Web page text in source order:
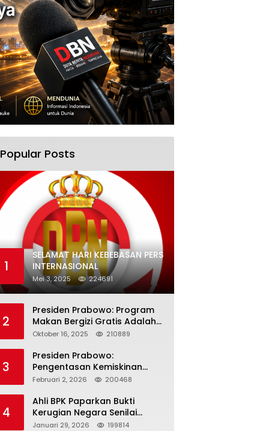
Popular Posts
1
SELAMAT HARI KEBEBASAN PERS
INTERNASIONAL
Mei 3, 2025 224691
2
Presiden Prabowo: Program
Makan Bergizi Gratis Adalah
Investasi untuk Masa Depan
Oktober 16, 2025 210889
3
Presiden Prabowo:
Pengentasan Kemiskinan
Butuh Persatuan dan
Bertanggung Jawab
Februari 2, 2026 200468
4
Ahli BPK Paparkan Bukti
Kerugian Negara Senilai
Rp285 Triliun dalam
Januari 29, 2026 199814